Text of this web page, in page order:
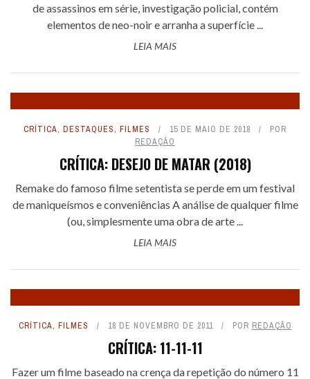
de assassinos em série, investigação policial, contém
elementos de neo-noir e arranha a superfície ...
LEIA MAIS
CRÍTICA, DESTAQUES, FILMES 15 DE MAIO DE 2018
POR
REDAÇÃO
CRÍTICA: DESEJO DE MATAR (2018)
Remake do famoso filme setentista se perde em um festival
de maniqueísmos e conveniências A análise de qualquer filme
(ou, simplesmente uma obra de arte ...
LEIA MAIS
CRÍTICA, FILMES 18 DE NOVEMBRO DE 2011 POR REDAÇÃO
CRÍTICA: 11-11-11
Fazer um filme baseado na crença da repetição do número 11